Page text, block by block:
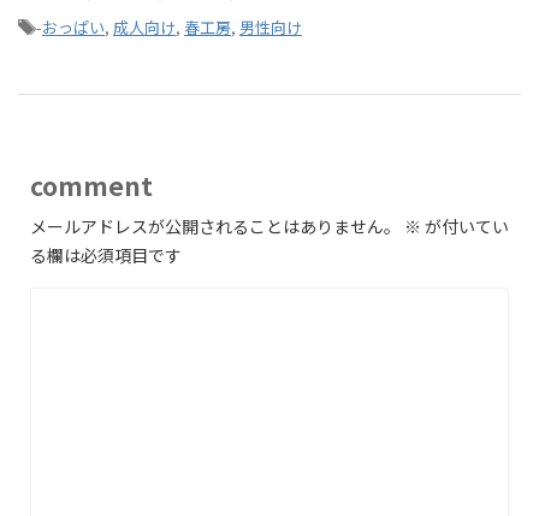
-おっぱい, 成人向け, 春工房, 男性向け
comment
メールアドレスが公開されることはありません。 ※ が付いてい
る欄は必須項目です